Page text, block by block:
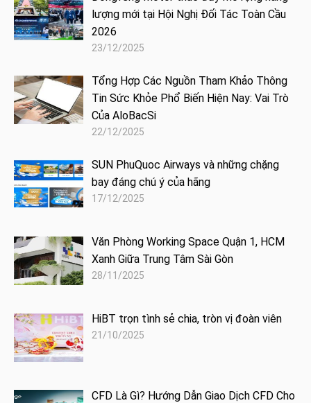
lượng mới tại Hội Nghị Đối Tác Toàn Cầu
2026
23/12/2025
Tổng Hợp Các Nguồn Tham Khảo Thông
Tin Sức Khỏe Phổ Biến Hiện Nay: Vai Trò
Của AloBacSi
22/12/2025
SUN PhuQuoc Airways và những chặng
bay đáng chú ý của hãng
17/12/2025
Văn Phòng Working Space Quận 1, HCM
Xanh Giữa Trung Tâm Sài Gòn
28/11/2025
HiBT trọn tình sẻ chia, tròn vị đoàn viên
21/10/2025
CFD Là Gì? Hướng Dẫn Giao Dịch CFD Cho